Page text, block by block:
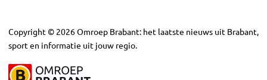
Copyright © 2026Omroep Brabant: het laatste nieuws uit Brabant,
sport en informatie uit jouw regio.